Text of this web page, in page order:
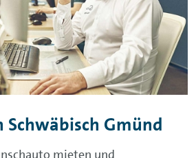
Gmünd
mieten und